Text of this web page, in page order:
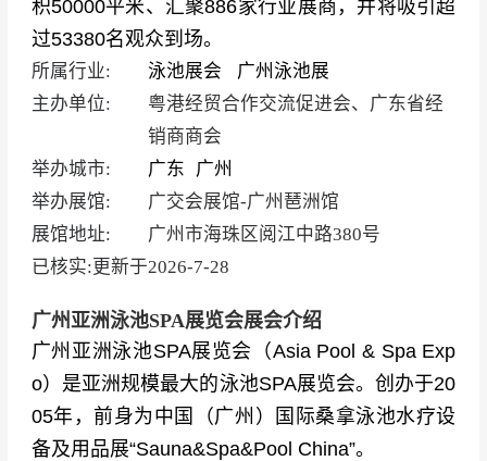
积50000平米、汇聚886家行业展商，并将吸引超
过53380名观众到场。
所属行业: 泳池展会
广州泳池展
主办单位:
粤港经贸合作交流促进会、广东省经
销商商会
举办城市:
广东
广州
举办展馆:
广交会展馆-广州琶洲馆
展馆地址:
广州市海珠区阅江中路380号
已核实:更新于2026-7-28
广州亚洲泳池SPA展览会展会介绍
广州亚洲泳池SPA展览会（Asia Pool & Spa Exp
o）是亚洲规模最大的泳池SPA展览会。创办于20
05年，前身为中国（广州）国际桑拿泳池水疗设
备及用品展“Sauna&Spa&Pool China”。